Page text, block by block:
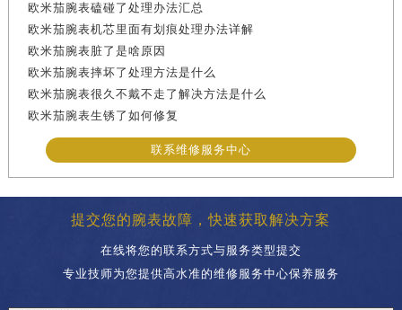
欧米茄腕表磕碰了处理办法汇总
欧米茄腕表机芯里面有划痕处理办法详解
欧米茄腕表脏了是啥原因
欧米茄腕表摔坏了处理方法是什么
欧米茄腕表很久不戴不走了解决方法是什么
欧米茄腕表生锈了如何修复
联系维修服务中心
提交您的腕表故障，快速获取解决方案
在线将您的联系方式与服务类型提交
专业技师为您提供高水准的维修服务中心保养服务